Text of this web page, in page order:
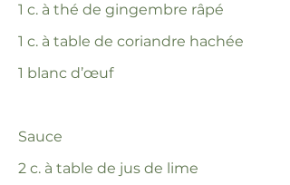
1 c. à thé de gingembre râpé
1 c. à table de coriandre hachée
1 blanc d’œuf
Sauce
2 c. à table de jus de lime